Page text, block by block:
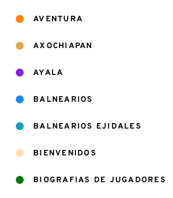
AVENTURA
AXOCHIAPAN
AYALA
BALNEARIOS
BALNEARIOS EJIDALES
BIENVENIDOS
BIOGRAFIAS DE JUGADORES